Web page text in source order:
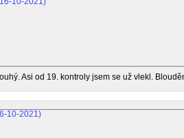
Asi od 19. kontroly jsem se už vlekl.